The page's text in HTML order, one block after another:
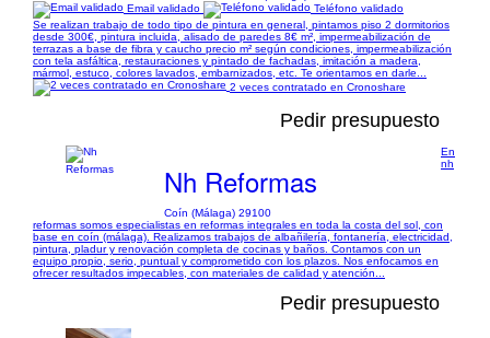
Email validado
Teléfono validado
Se realizan trabajo de todo tipo de pintura en general, pintamos piso 2 dormitorios
desde 300€, pintura incluida, alisado de paredes 8€ m², impermeabilización de
terrazas a base de fibra y caucho precio m² según condiciones, impermeabilización
con tela asfáltica, restauraciones y pintado de fachadas, imitación a madera,
mármol, estuco, colores lavados, embarnizados, etc. Te orientamos en darle...
2 veces contratado en Cronoshare
Pedir presupuesto
Nh Reformas
Coín (Málaga) 29100
En
nh
reformas somos especialistas en reformas integrales en toda la costa del sol, con
base en coín (málaga). Realizamos trabajos de albañilería, fontanería, electricidad,
pintura, pladur y renovación completa de cocinas y baños. Contamos con un
equipo propio, serio, puntual y comprometido con los plazos. Nos enfocamos en
ofrecer resultados impecables, con materiales de calidad y atención...
Pedir presupuesto